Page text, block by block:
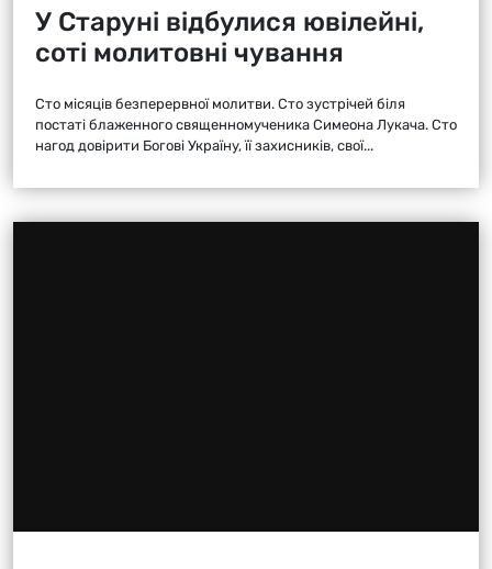
У Старуні відбулися ювілейні,
соті молитовні чування
Сто місяців безперервної молитви. Сто зустрічей біля
постаті блаженного священномученика Симеона Лукача. Сто
нагод довірити Богові Україну, її захисників, свої...